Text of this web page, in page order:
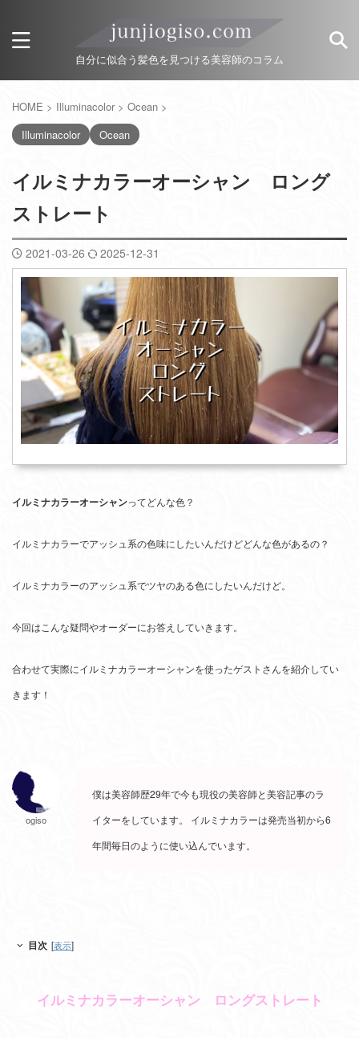
自分に似合う髪色を見つける美容師のコラム
HOME > Illuminacolor > Ocean >
Illuminacolor
Ocean
イルミナカラーオーシャン ロング
ストレート
2021-03-26 2025-12-31
イルミナカラーオーシャンってどんな色？
イルミナカラーでアッシュ系の色味にしたいんだけどどんな色があるの？
イルミナカラーのアッシュ系でツヤのある色にしたいんだけど。
今回はこんな疑問やオーダーにお答えしていきます。
合わせて実際にイルミナカラーオーシャンを使ったゲストさんを紹介してい
きます！
ogiso
僕は美容師歴29年で今も現役の美容師と美容記事のラ
イターをしています。 イルミナカラーは発売当初から6
年間毎日のように使い込んでいます。
目次 [表示]
イルミナカラーオーシャン ロングストレート